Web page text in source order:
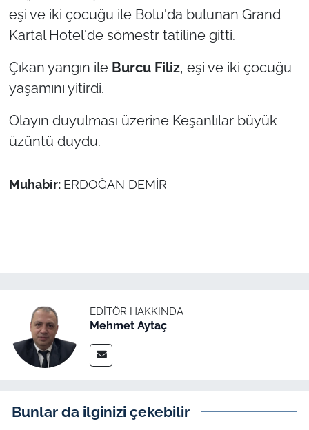
eşi ve iki çocuğu ile Bolu'da bulunan Grand
Kartal Hotel'de sömestr tatiline gitti.
Çıkan yangın ile Burcu Filiz, eşi ve iki çocuğu
yaşamını yitirdi.
Olayın duyulması üzerine Keşanlılar büyük
üzüntü duydu.
Muhabir: ERDOĞAN DEMİR
EDITÖR HAKKINDA
Mehmet Aytaç
Bunlar da ilginizi çekebilir
Flaş Haber
Magazin
İş Dünyası
Gündem-Eğitim